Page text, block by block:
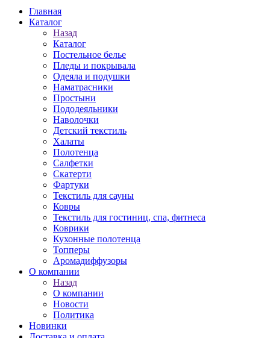
Главная
Каталог
Назад
Каталог
Постельное белье
Пледы и покрывала
Одеяла и подушки
Наматрасники
Простыни
Пододеяльники
Наволочки
Детский текстиль
Халаты
Полотенца
Салфетки
Скатерти
Фартуки
Текстиль для сауны
Ковры
Текстиль для гостиниц, спа, фитнеса
Коврики
Кухонные полотенца
Топперы
Аромадиффузоры
О компании
Назад
О компании
Новости
Политика
Новинки